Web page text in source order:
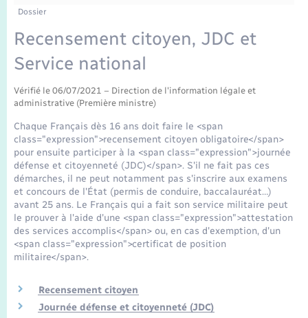
Mariage – PACS
Parrainage civil
Recensement
Dossier
Recensement citoyen, JDC et
Service national
Vérifié le 06/07/2021 – Direction de l'information légale et
administrative (Première ministre)
Chaque Français dès 16 ans doit faire le <span
class="expression">recensement citoyen obligatoire</span>
pour ensuite participer à la <span class="expression">journée
défense et citoyenneté (JDC)</span>. S'il ne fait pas ces
démarches, il ne peut notamment pas s'inscrire aux examens
et concours de l'État (permis de conduire, baccalauréat…)
avant 25 ans. Le Français qui a fait son service militaire peut
le prouver à l'aide d'une <span class="expression">attestation
des services accomplis</span> ou, en cas d'exemption, d'un
<span class="expression">certificat de position
militaire</span>.
Recensement citoyen
Journée défense et citoyenneté (JDC)